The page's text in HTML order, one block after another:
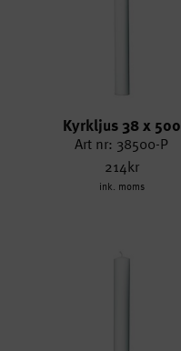
Kyrkljus 38 x 500
Art nr: 38500-P
214kr
ink. moms